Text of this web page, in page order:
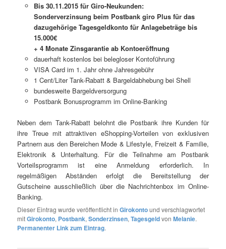
Bis 30.11.2015 für Giro-Neukunden:
Sonderverzinsung beim Postbank giro Plus für das
dazugehörige Tagesgeldkonto für Anlagebeträge bis
15.000€
+ 4 Monate Zinsgarantie ab Kontoeröffnung
dauerhaft kostenlos bei belegloser Kontoführung
VISA Card im 1. Jahr ohne Jahresgebühr
1 Cent/Liter Tank-Rabatt & Bargeldabhebung bei Shell
bundesweite Bargeldversorgung
Postbank Bonusprogramm im Online-Banking
Neben dem Tank-Rabatt belohnt die Postbank ihre Kunden für
ihre Treue mit attraktiven eShopping-Vorteilen von exklusiven
Partnern aus den Bereichen Mode & Lifestyle, Freizeit & Familie,
Elektronik & Unterhaltung. Für die Teilnahme am Postbank
Vorteilsprogramm ist eine Anmeldung erforderlich. In
regelmäßigen Abständen erfolgt die Bereitstellung der
Gutscheine ausschließlich über die Nachrichtenbox im Online-
Banking.
Dieser Eintrag wurde veröffentlicht inGirokontound verschlagwortet
mitGirokonto, Postbank,Sonderzinsen,TagesgeldvonMelanie.
Permanenter Link zum Eintrag.